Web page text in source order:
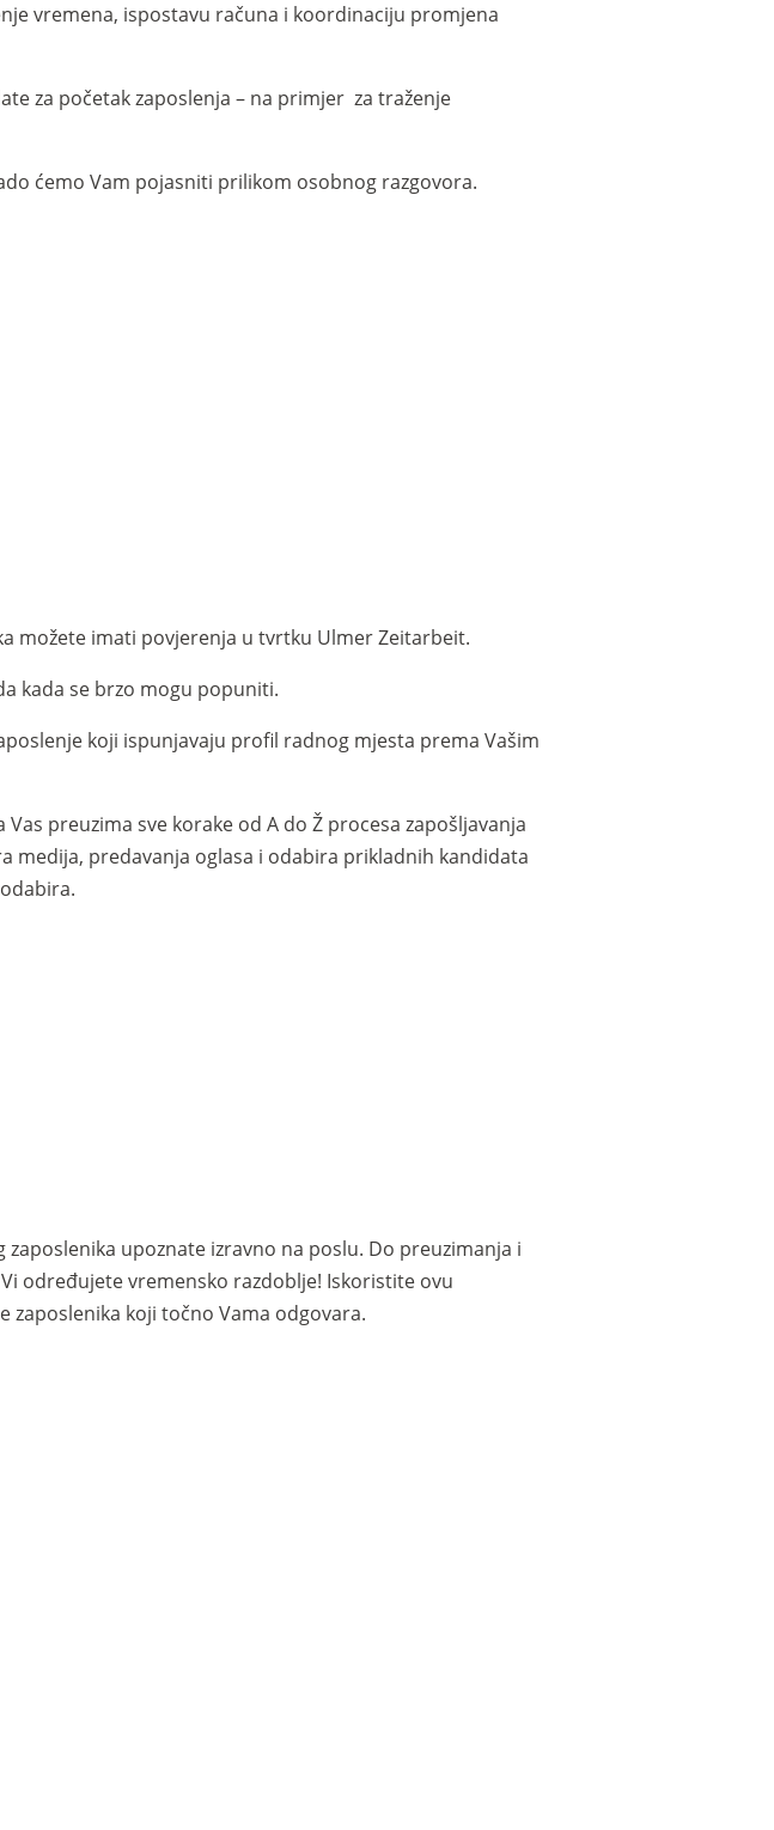
vremena, ispostavu računa i koordinaciju promjena
za početak zaposlenja – na primjer za traženje
ćemo Vam pojasniti prilikom osobnog razgovora.
možete imati povjerenja u tvrtku Ulmer Zeitarbeit.
kada se brzo mogu popuniti.
koji ispunjavaju profil radnog mjesta prema Vašim
preuzima sve korake od A do Ž procesa zapošljavanja
medija, predavanja oglasa i odabira prikladnih kandidata
upoznate izravno na poslu. Do preuzimanja i
određujete vremensko razdoblje! Iskoristite ovu
zaposlenika koji točno Vama odgovara.